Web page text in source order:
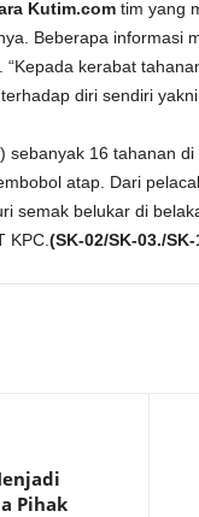
Kutim.comtim yang
Beberapa informasi
kerabat
diri sendiri
sebanyak 16 tahanan
atap. Dari
semak belukar di
KPC. (SK-02/SK-03./SK-
Pihak